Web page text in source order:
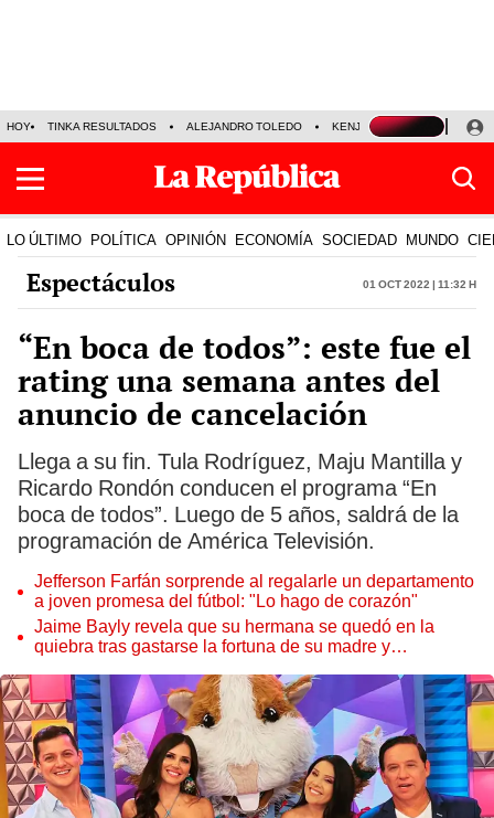
HOY TINKA RESULTADOS ALEJANDRO TOLEDO KENJI FUJIMORI
LO ÚLTIMO POLÍTICA OPINIÓN ECONOMÍA SOCIEDAD MUNDO
Espectáculos 01 Oct 2022 | 11:32 h
“En boca de todos”: este fue el
rating una semana antes del
anuncio de cancelación
Llega a su fin. Tula Rodríguez, Maju Mantilla y
Ricardo Rondón conducen el programa “En
boca de todos”. Luego de 5 años, saldrá de la
programación de América Televisión.
Jefferson Farfán sorprende al regalarle un departamento
a joven promesa del fútbol: "Lo hago de corazón"
Jaime Bayly revela que su hermana se quedó en la
quiebra tras gastarse la fortuna de su madre y